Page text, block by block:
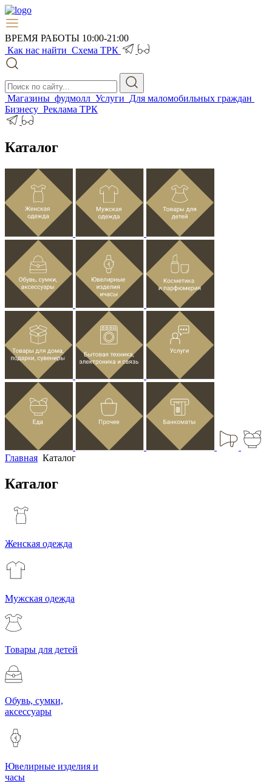
ВРЕМЯ РАБОТЫ 10:00-21:00
Как нас найти Схема ТРК
Магазины фудмолл Услуги Для маломобильных граждан
Бизнесу Реклама ТРК
Каталог
Главная Каталог
Каталог
Женская одежда
Мужская одежда
Товары для детей
Обувь, сумки,
аксессуары
Ювелирные изделия и
часы